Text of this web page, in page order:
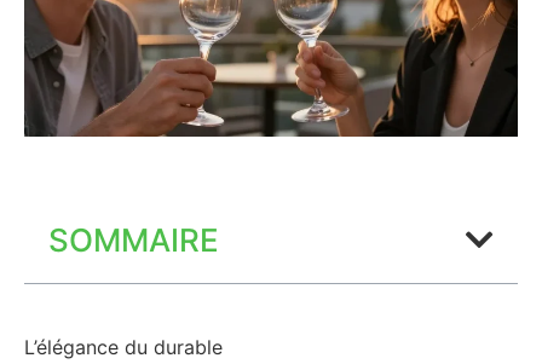
SOMMAIRE
L’élégance du durable